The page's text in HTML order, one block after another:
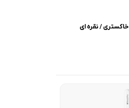
خاکستری / نقره ای